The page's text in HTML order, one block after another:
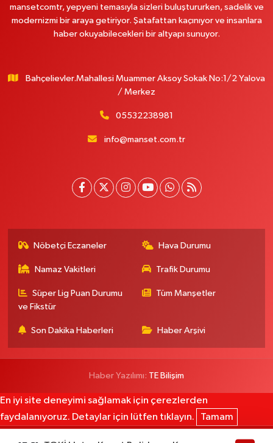
mansetcomtr, yepyeni temasıyla sizleri buluştururken, sadelik ve
modernizmi bir araya getiriyor. Şatafattan kaçınıyor ve insanlara
haber okuyabilecekleri bir altyapı sunuyor.
Bahçelievler.Mahallesi Muammer Aksoy Sokak No:1/2 Yalova
/ Merkez
05532238981
info@manset.com.tr
Nöbetçi Eczaneler Hava Durumu
Namaz Vakitleri Trafik Durumu
Süper Lig Puan Durumu
ve Fikstür
Tüm Manşetler
Son Dakika Haberleri Haber Arşivi
Haber Yazılımı: TE Bilişim
En iyi site deneyimi sağlamak için çerezlerden
faydalanıyoruz. Detaylar için lütfen tıklayın.
Tamam